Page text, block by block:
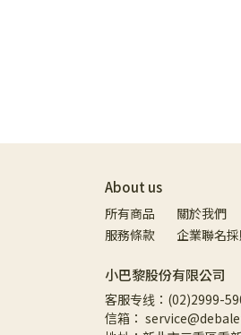
About us
所有商品 關於我們
服務條款
企業聯名
小巴黎股份有限公司
客服专线：(02)2999-
信箱：